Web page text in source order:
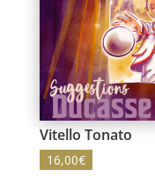
Vitello Tonato
16,00€